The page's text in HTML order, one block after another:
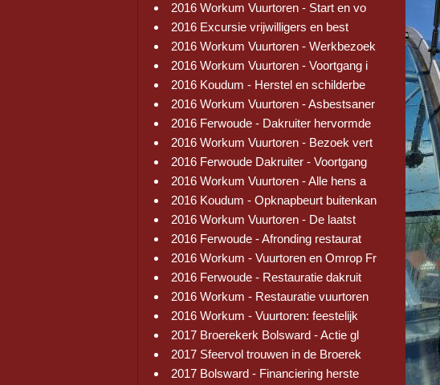
2016 Workum Vuurtoren - Start en vo
2016 Excursie vrijwilligers en best
2016 Workum Vuurtoren - Werkbezoek
2016 Workum Vuurtoren - Voortgang i
2016 Koudum - Herstel en schilderbe
2016 Workum Vuurtoren - Asbestsaner
2016 Ferwoude - Dakruiter hervormde
2016 Workum Vuurtoren - Bezoek vert
2016 Ferwoude Dakruiter - Voortgang
2016 Workum Vuurtoren - Alle hens a
2016 Koudum - Opknapbeurt buitenkan
2016 Workum Vuurtoren - De laatst
2016 Ferwoude - Afronding restaurat
2016 Workum - Vuurtoren en Omrop Fr
2016 Ferwoude - Restauratie dakruit
2016 Workum - Restauratie vuurtoren
2016 Workum - Vuurtoren: feestelijk
2017 Broerekerk Bolsward - Actie gl
2017 Sfeervol trouwen in de Broerek
2017 Bolsward - Financiering herste